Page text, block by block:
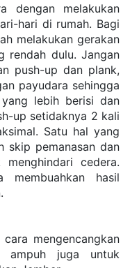
dengan melakukan
hari di rumah. Bagi
melakukan gerakan
rendah dulu. Jangan
push-up dan plank,
payudara sehingga
lebih berisi dan
up setidaknya 2 kali
Satu hal yang
skip pemanasan dan
cedera.
membuahkan hasil
mengencangkan
ampuh juga untuk